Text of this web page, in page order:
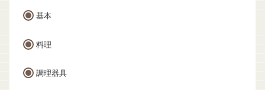
基本
料理
調理器具